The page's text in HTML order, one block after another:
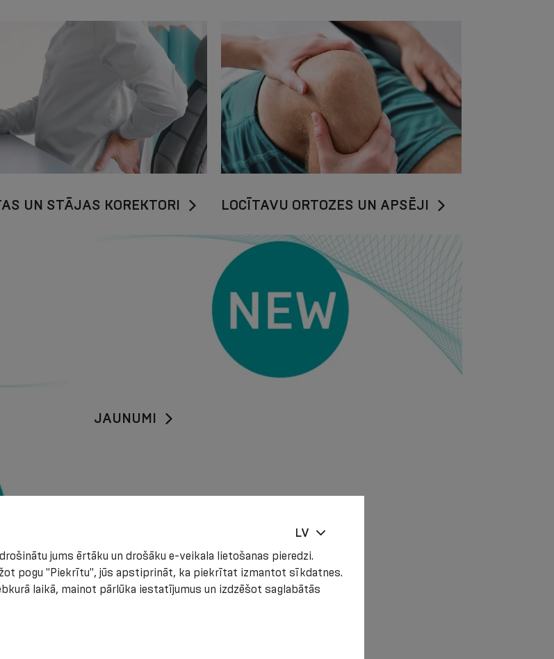
UN STĀJAS KOREKTORI LOCĪTAVU ORTOZES UN APSĒJI
JAUNUMI
LV
jums ērtāku un drošāku e-veikala lietošanas pieredzi.
pogu "Piekrītu", jūs apstiprināt, ka piekrītat izmantot sīkdatnes.
laikā, mainot pārlūka iestatījumus un izdzēšot saglabātās